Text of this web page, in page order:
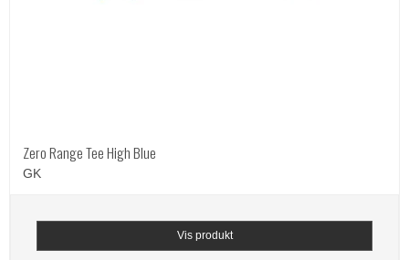
Zero Range Tee High Blue
GK
Vis produkt